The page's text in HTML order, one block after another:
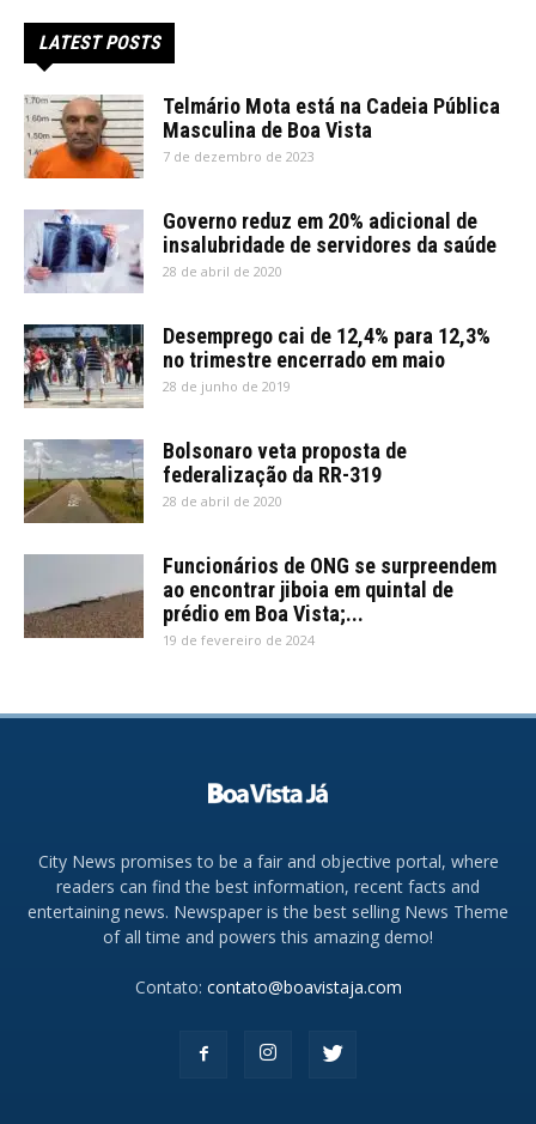
LATEST POSTS
Telmário Mota está na Cadeia Pública
Masculina de Boa Vista
7 de dezembro de 2023
Governo reduz em 20% adicional de
insalubridade de servidores da saúde
28 de abril de 2020
Desemprego cai de 12,4% para 12,3%
no trimestre encerrado em maio
28 de junho de 2019
Bolsonaro veta proposta de
federalização da RR-319
28 de abril de 2020
Funcionários de ONG se surpreendem
ao encontrar jiboia em quintal de
prédio em Boa Vista;...
19 de fevereiro de 2024
City News promises to be a fair and objective portal, where
readers can find the best information, recent facts and
entertaining news. Newspaper is the best selling News Theme
of all time and powers this amazing demo!
Contato: contato@boavistaja.com